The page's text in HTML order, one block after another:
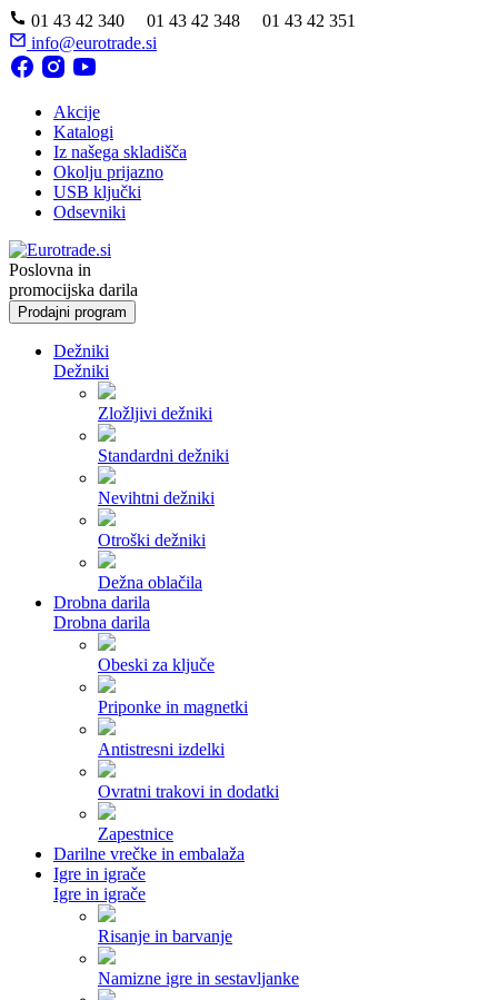
01 43 42 340 01 43 42 348 01 43 42 351
info@eurotrade.si
Akcije
Katalogi
Iz našega skladišča
Okolju prijazno
USB ključki
Odsevniki
Poslovna in
promocijska darila
Prodajni program
Dežniki
Dežniki
Zložljivi dežniki
Standardni dežniki
Nevihtni dežniki
Otroški dežniki
Dežna oblačila
Drobna darila
Drobna darila
Obeski za ključe
Priponke in magnetki
Antistresni izdelki
Ovratni trakovi in dodatki
Zapestnice
Darilne vrečke in embalaža
Igre in igrače
Igre in igrače
Risanje in barvanje
Namizne igre in sestavljanke